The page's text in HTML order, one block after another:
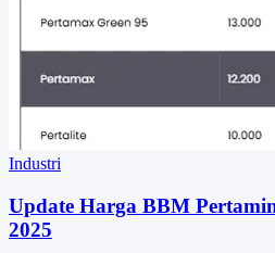
Industri
Update Harga BBM
2025